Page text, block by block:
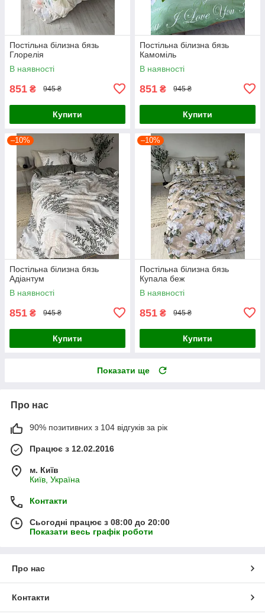
Постільна білизна бязь
Глорелія
В наявності
851 ₴ 945 ₴
Купити
Постільна білизна бязь
Камоміль
В наявності
851 ₴ 945 ₴
Купити
–10%
Постільна білизна бязь
Адіантум
В наявності
851 ₴ 945 ₴
Купити
–10%
Постільна білизна бязь
Купала беж
В наявності
851 ₴ 945 ₴
Купити
Показати ще
Про нас
90% позитивних з 104 відгуків за рік
Працює з 12.02.2016
м. Київ
Київ, Україна
Контакти
Сьогодні працює з 08:00 до 20:00
Показати весь графік роботи
Про нас
Контакти